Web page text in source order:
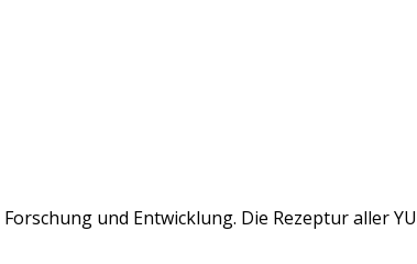
und Entwicklung. Die Rezeptur aller